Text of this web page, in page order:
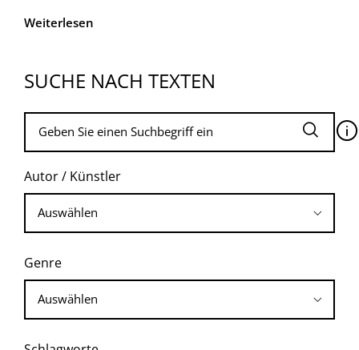
Weiterlesen
SUCHE NACH TEXTEN
🛈
Autor / Künstler
Genre